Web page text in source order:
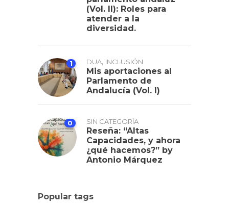
(Vol. II): Roles para
atender a la
diversidad.
1 DUA, INCLUSIÓN
Mis aportaciones al
Parlamento de
Andalucía (Vol. I)
0 SIN CATEGORÍA
Reseña: “Altas
Capacidades, y ahora
¿qué hacemos?” by
Antonio Márquez
Popular tags